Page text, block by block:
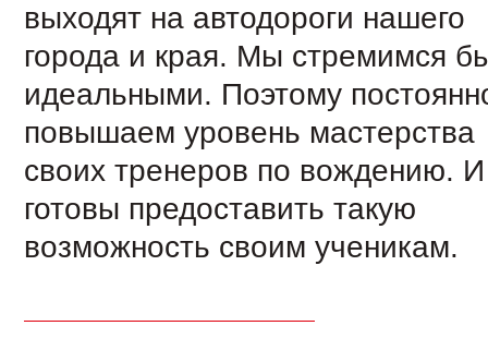
выходят на автодороги нашего
города и края. Мы стремимся
идеальными. Поэтому
повышаем уровень мастерства
своих тренеров по вождению. И
готовы предоставить такую
возможность своим ученикам.